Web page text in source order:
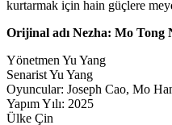
kurtarmak için hain güçlere
Orijinal adı Nezha: Mo Tong
Yönetmen Yu Yang
Senarist Yu Yang
Oyuncular: Joseph Cao, Mo
Yapım Yılı: 2025
Ülke Çin